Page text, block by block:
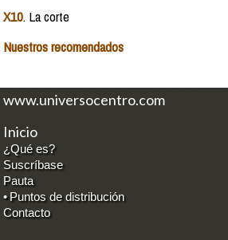
X10. La corte
Nuestros recomendados
www.universocentro.com
Inicio
¿Qué es?
Suscríbase
Pauta
• Puntos de distribución
Contacto